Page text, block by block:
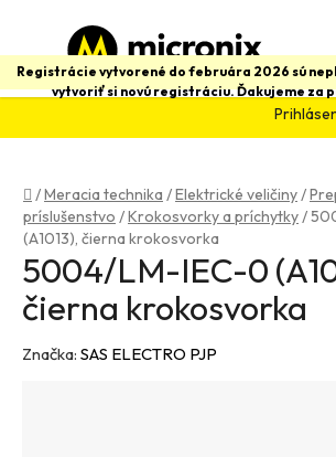
obsah
Registrácie vytvorené do februára 2026 sú
vytvoriť si novú registráciu. Ďakujeme za
Domov
/Meracia technika /Elektrické veličiny/
príslušenstvo /Krokosvorky a príchytky/
(A1013), čierna krokosvorka
5004/LM-IEC-0
čierna krokosvorka
Značka: SAS ELECTRO PJP